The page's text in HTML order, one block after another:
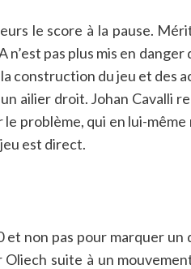
le score à la pause.
pas plus mis en danger
construction du jeu et des
ailier droit. Johan Cavalli
qui en lui-même
est direct.
non pas pour marquer un
suite à un